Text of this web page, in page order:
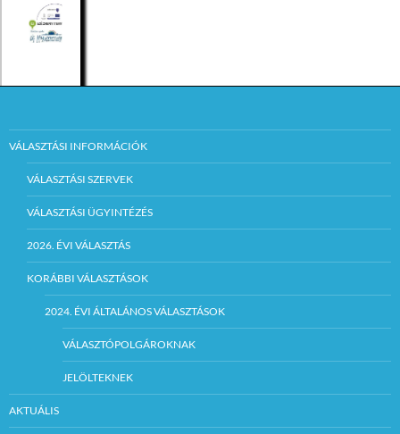
VÁLASZTÁSI INFORMÁCIÓK
VÁLASZTÁSI SZERVEK
VÁLASZTÁSI ÜGYINTÉZÉS
2026. ÉVI VÁLASZTÁS
KORÁBBI VÁLASZTÁSOK
2024. ÉVI ÁLTALÁNOS VÁLASZTÁSOK
VÁLASZTÓPOLGÁROKNAK
JELÖLTEKNEK
AKTUÁLIS